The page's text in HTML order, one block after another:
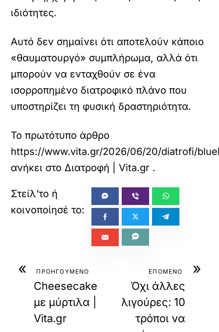
ιδιότητες.
Αυτό δεν σημαίνει ότι αποτελούν κάποιο
«θαυματουργό» συμπλήρωμα, αλλά ότι
μπορούν να ενταχθούν σε ένα
ισορροπημένο διατροφικό πλάνο που
υποστηρίζει τη φυσική δραστηριότητα.
Το πρωτότυπο άρθρο
https://www.vita.gr/2026/06/20/diatrofi/
ανήκει στοΔιατροφή | Vita.gr .
« ΠΡΟΗΓΟΥΜΕΝΟ
Cheesecake
με μύρτιλα |
Vita.gr
»
ΕΠΟΜΕΝΟ
Όχι άλλες
λιγούρες: 10
τρόποι να